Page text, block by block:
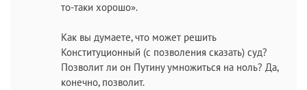
то-таки хорошо».
Как вы думаете, что может решить
Конституционный (с позволения сказать) суд?
Позволит ли он Путину умножиться на ноль? Да,
конечно, позволит.